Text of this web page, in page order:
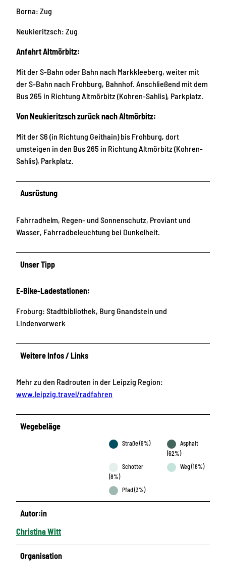
Borna: Zug
Neukieritzsch: Zug
Anfahrt Altmörbitz:
Mit der S-Bahn oder Bahn nach Markkleeberg, weiter mit
der S-Bahn nach Frohburg, Bahnhof. Anschließend mit dem
Bus 265 in Richtung Altmörbitz (Kohren-Sahlis), Parkplatz.
Von Neukieritzsch zurück nach Altmörbitz:
Mit der S6 (in Richtung Geithain) bis Frohburg, dort
umsteigen in den Bus 265 in Richtung Altmörbitz (Kohren-
Sahlis), Parkplatz.
Ausrüstung
Fahrradhelm, Regen- und Sonnenschutz, Proviant und
Wasser, Fahrradbeleuchtung bei Dunkelheit.
Unser Tipp
E-Bike-Ladestationen:
Froburg: Stadtbibliothek, Burg Gnandstein und
Lindenvorwerk
Weitere Infos / Links
Mehr zu den Radrouten in der Leipzig Region:
www.leipzig.travel/radfahren
Wegebeläge
Straße (9%)
Asphalt
(62%)
Schotter
(8%)
Weg (18%)
Pfad (3%)
Autor:in
Christina Witt
Organisation